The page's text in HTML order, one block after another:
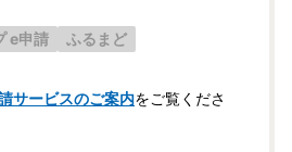
e申請
ふるまど
サービスのご案内をご覧くださ